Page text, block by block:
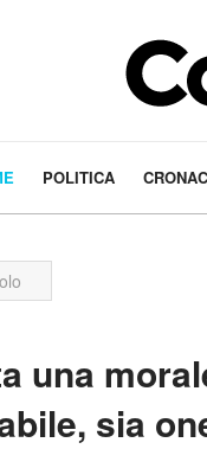
POLITICA
una
sia